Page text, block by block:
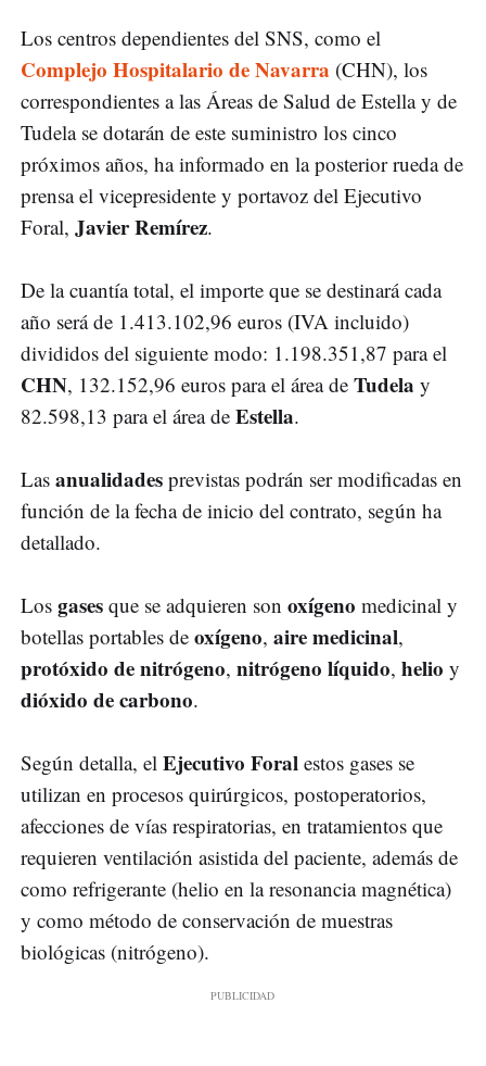
Los centros dependientes del SNS, como el
Complejo Hospitalario de Navarra (CHN), los
correspondientes a las Áreas de Salud de Estella y de
Tudela se dotarán de este suministro los cinco
próximos años, ha informado en la posterior rueda de
prensa el vicepresidente y portavoz del Ejecutivo
Foral, Javier Remírez.
De la cuantía total, el importe que se destinará cada
año será de 1.413.102,96 euros (IVA incluido)
divididos del siguiente modo: 1.198.351,87 para el
CHN, 132.152,96 euros para el área de Tudela y
82.598,13 para el área de Estella.
Las anualidades previstas podrán ser modificadas en
función de la fecha de inicio del contrato, según ha
detallado.
Los gases que se adquieren son oxígeno medicinal y
botellas portables de oxígeno, aire medicinal,
protóxido de nitrógeno, nitrógeno líquido, helio y
dióxido de carbono.
Según detalla, el Ejecutivo Foral estos gases se
utilizan en procesos quirúrgicos, postoperatorios,
afecciones de vías respiratorias, en tratamientos que
requieren ventilación asistida del paciente, además de
como refrigerante (helio en la resonancia magnética)
y como método de conservación de muestras
biológicas (nitrógeno).